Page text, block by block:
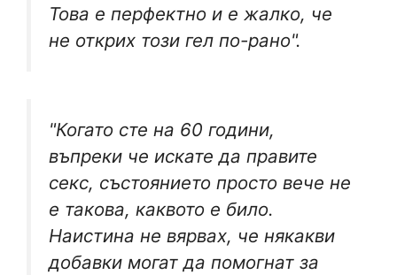
Това е перфектно и е жалко, че
не открих този гел по-рано".
"Когато сте на 60 години,
въпреки че искате да правите
секс, състоянието просто вече не
е такова, каквото е било.
Наистина не вярвах, че някакви
добавки могат да помогнат за